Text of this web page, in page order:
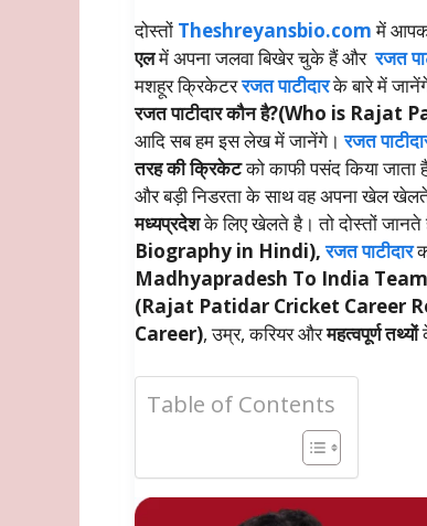
दोस्तों Theshreyansbio.comमें
एलमें अपना जलवा बिखेर चुके हैं औररजत
मशहूर क्रिकेटररजत पाटीदारके बारे में
रजत पाटीदार कौन है?(Who is Rajat
आदि सब हम इस लेख में जानेंगे।रजत
तरह की क्रिकेटको काफी पसंद किया जाता
और बड़ी निडरता के साथ वह अपना खेल
मध्यप्रदेशके लिए खेलते है। तो दोस्तों
Biography in Hindi), रजत पाटीदार
Madhyapradesh To India
(Rajat Patidar Cricket Career
Career), उम्र, करियर औरमहत्वपूर्ण तथ्यों
Table of Contents